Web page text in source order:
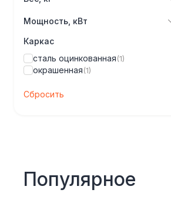
Мощность, кВт
Каркас
сталь оцинкованная(1)
окрашенная(1)
Сбросить
Популярное